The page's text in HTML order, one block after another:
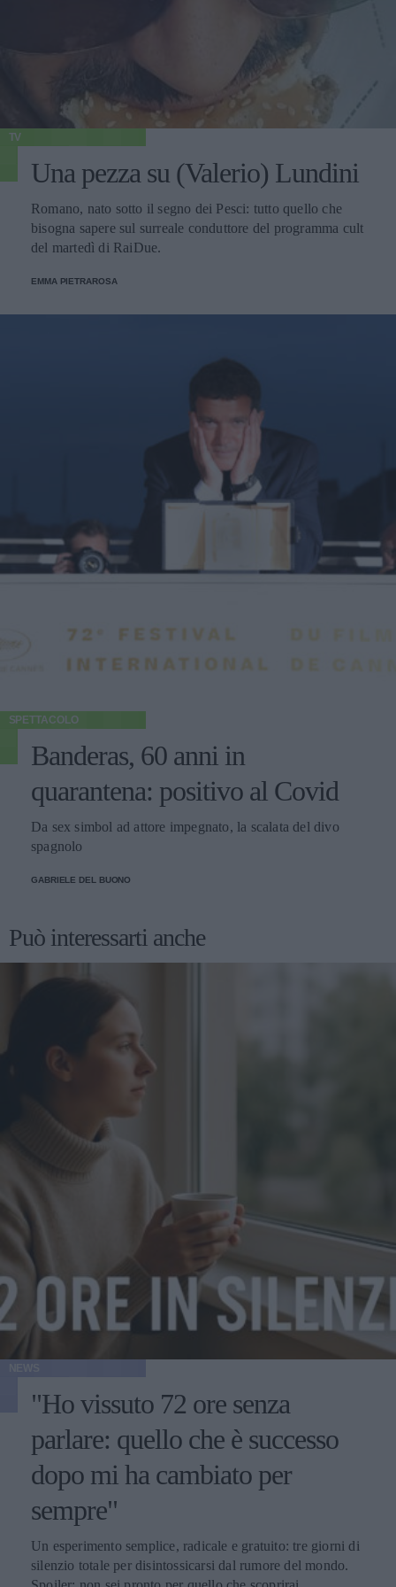
TV
Una pezza su (Valerio) Lundini
Romano, nato sotto il segno dei Pesci: tutto quello che
bisogna sapere sul surreale conduttore del programma cult
del martedì di RaiDue.
EMMA PIETRAROSA
SPETTACOLO
Banderas, 60 anni in
quarantena: positivo al Covid
Da sex simbol ad attore impegnato, la scalata del divo
spagnolo
GABRIELE DEL BUONO
Può interessarti anche
"Ho vissuto 72 ore senza
parlare: quello che è successo
dopo mi ha cambiato per
sempre"
Un esperimento semplice, radicale e gratuito: tre giorni di
silenzio totale per disintossicarsi dal rumore del mondo.